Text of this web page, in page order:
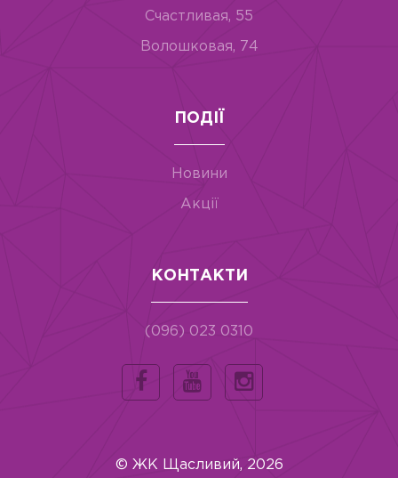
Счастливая, 55
Волошковая, 74
ПОДІЇ
Новини
Акції
КОНТАКТИ
(096) 023 0310
© ЖК Щасливий, 2026